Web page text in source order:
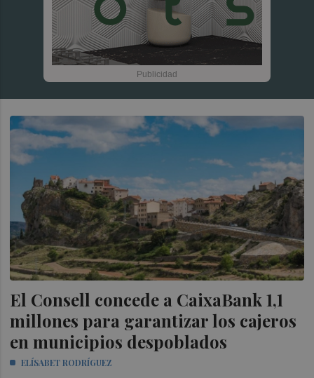
El Consell concede a CaixaBank 1,1
millones para garantizar los cajeros
en municipios despoblados
ELÍSABET RODRÍGUEZ